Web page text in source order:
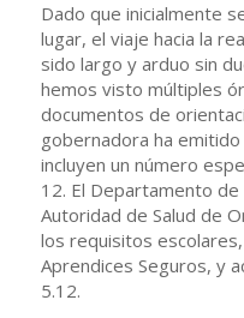
Dado que inicialmente
lugar, el viaje hacia la
sido largo y arduo sin
hemos visto múltiples
documentos de
gobernadora ha
incluyen un número
12. El Departamento
Autoridad de Salud de
los requisitos
Aprendices Seguros, y
5.12.